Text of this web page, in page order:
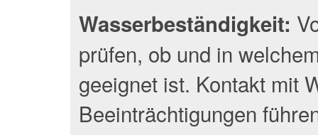
Wasserbeständigkeit:
prüfen, ob und in
geeignet ist. Kontakt mit
Beeinträchtigungen